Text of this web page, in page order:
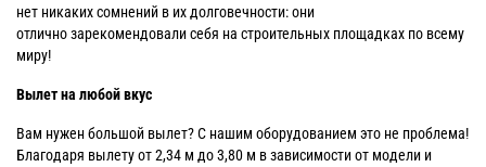
нет никаких сомнений в их долговечности: они
отлично зарекомендовали себя на строительных площадках по всему
миру!
Вылет на любой вкус
Вам нужен большой вылет? С нашим оборудованием это не проблема!
Благодаря вылету от 2,34 м до 3,80 м в зависимости от модели и